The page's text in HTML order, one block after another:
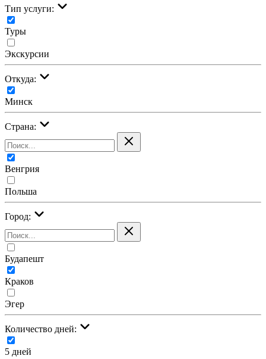
Тип услуги:
Туры
Экскурсии
Откуда:
Минск
Страна:
Венгрия
Польша
Город:
Будапешт
Краков
Эгер
Количество дней:
5 дней